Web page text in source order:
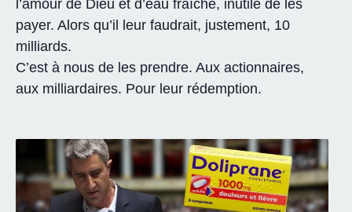
l’amour de Dieu et d’eau fraîche, inutile de les
payer. Alors qu’il leur faudrait, justement, 10
milliards.
C’est à nous de les prendre. Aux actionnaires,
aux milliardaires. Pour leur rédemption.